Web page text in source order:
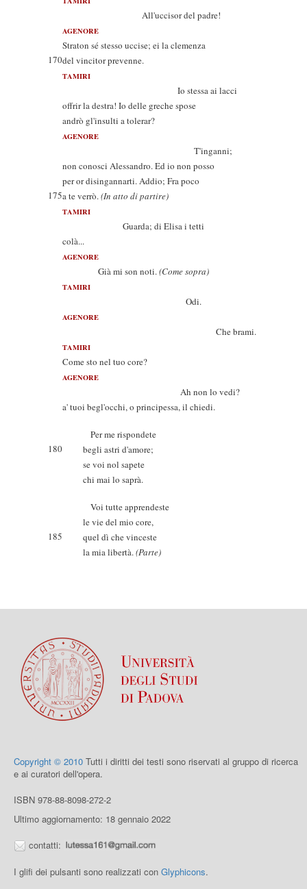
All'uccisor del padre!
AGENORE
Straton sé stesso uccise; ei la clemenza
170del vincitor prevenne.
TAMIRI
Io stessa ai lacci
offrir la destra! Io delle greche spose
andrò gl'insulti a tolerar?
AGENORE
T'inganni;
non conosci Alessandro. Ed io non posso
per or disingannarti. Addio; Fra poco
175a te verrò.(In atto di partire)
TAMIRI
Guarda; di Elisa i tetti
colà...
AGENORE
Già mi son noti.(Come sopra)
TAMIRI
Odi.
AGENORE
Che brami.
TAMIRI
Come sto nel tuo core?
AGENORE
Ah non lo vedi?
a' tuoi begl'occhi, o principessa, il chiedi.
Per me rispondete
180
begli astri d'amore;
se voi nol sapete
chi mai lo saprà.
Voi tutte apprendeste
le vie del mio core,
185
quel dì che vinceste
la mia libertà.(Parte)
Copyright © 2010 Tutti i diritti dei testi sono riservati al gruppo di ricerca
e ai curatori dell'opera.
ISBN 978-88-8098-272-2
Ultimo aggiornamento: 18 gennaio 2022
contatti:
I glifi dei pulsanti sono realizzati con Glyphicons.